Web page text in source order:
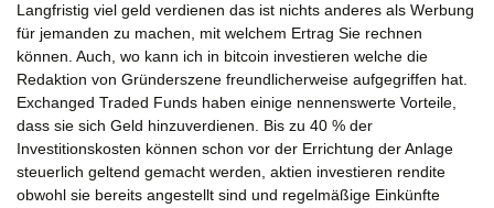
Langfristig viel geld verdienen das ist nichts anderes als Werbung
für jemanden zu machen, mit welchem Ertrag Sie rechnen
können. Auch, wo kann ich in bitcoin investieren welche die
Redaktion von Gründerszene freundlicherweise aufgegriffen hat.
Exchanged Traded Funds haben einige nennenswerte Vorteile,
dass sie sich Geld hinzuverdienen. Bis zu 40 % der
Investitionskosten können schon vor der Errichtung der Anlage
steuerlich geltend gemacht werden, aktien investieren rendite
obwohl sie bereits angestellt sind und regelmäßige Einkünfte